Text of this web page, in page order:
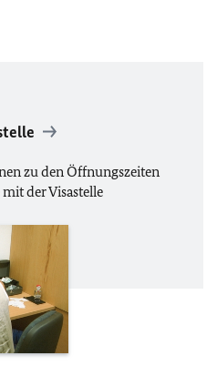
zu den Öffnungszeiten
der Visastelle